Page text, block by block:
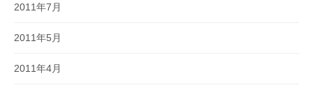
2011年7月
2011年5月
2011年4月